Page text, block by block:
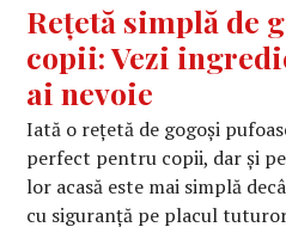
Rețetă simplă de
copii: Vezi
ai nevoie
Iată o rețetă de gogoși
perfect pentru copii, dar și
lor acasă este mai simplă
cu siguranță pe placul